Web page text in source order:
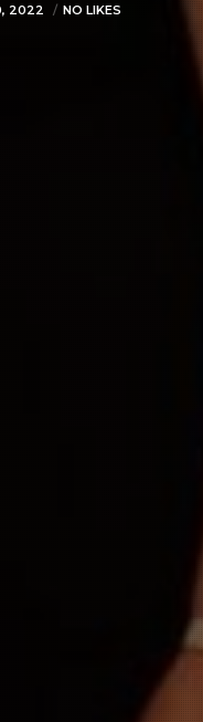
2022 NO LIKES